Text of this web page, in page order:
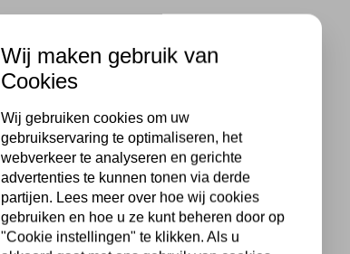
Wij maken gebruik van
Cookies
Wij gebruiken cookies om uw
gebruikservaring te optimaliseren, het
webverkeer te analyseren en gerichte
advertenties te kunnen tonen via derde
partijen. Lees meer over hoe wij cookies
gebruiken en hoe u ze kunt beheren door op
"Cookie instellingen" te klikken. Als u